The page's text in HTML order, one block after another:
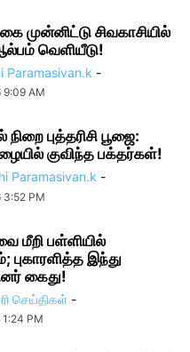
முன்னிட்டு சிவகாசியில்
வெளியீடு!
Paramasivan.k -
9:09 AM
நிறை புத்தரிசி பூஜை:
குவிந்த பக்தர்கள்!
Paramasivan.k -
3:52 PM
மீறி பள்ளியில்
புகாரளித்த இந்து
கைது!
செய்திகள் -
PM